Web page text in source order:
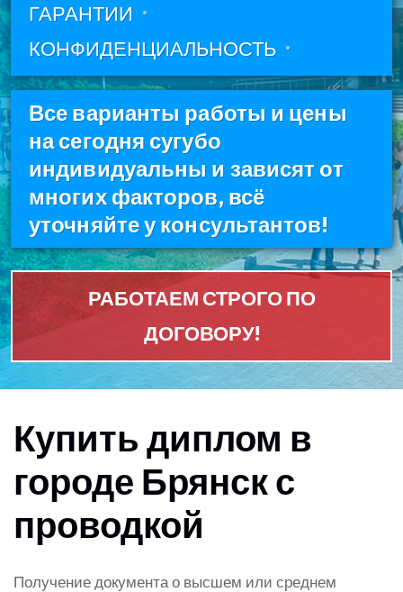
ГАРАНТИИ
КОНФИДЕНЦИАЛЬНОСТЬ
Все варианты работы и цены
на сегодня сугубо
индивидуальны и зависят от
многих факторов, всё
уточняйте у консультантов!
РАБОТАЕМ СТРОГО ПО
ДОГОВОРУ!
Купить диплом в
городе Брянск с
проводкой
Получение документа о высшем или среднем